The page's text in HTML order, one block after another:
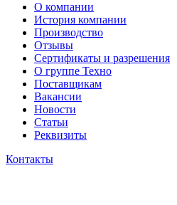
О компании
История компании
Производство
Отзывы
Сертификаты и разрешения
О группе Техно
Поставщикам
Вакансии
Новости
Статьи
Реквизиты
Контакты